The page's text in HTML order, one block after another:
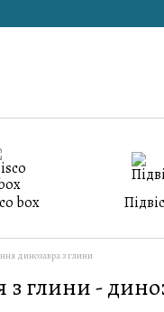
box
динозавра з глини
з глини -